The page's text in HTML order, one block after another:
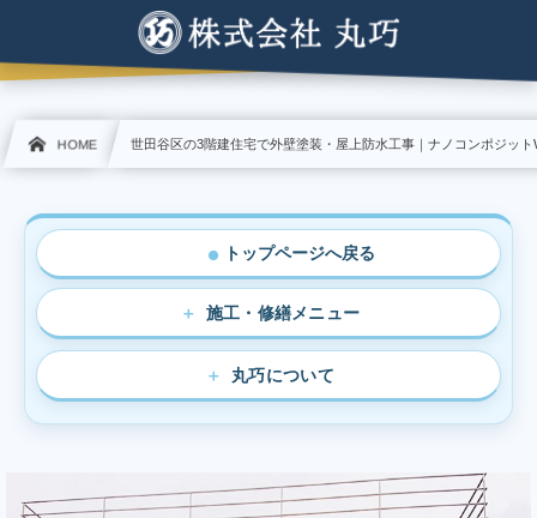
HOME 世田谷区の3階建住宅で外壁塗装・屋上防水工事｜ナノコンポジット
● トップページへ戻る
施工・修繕メニュー
丸巧について